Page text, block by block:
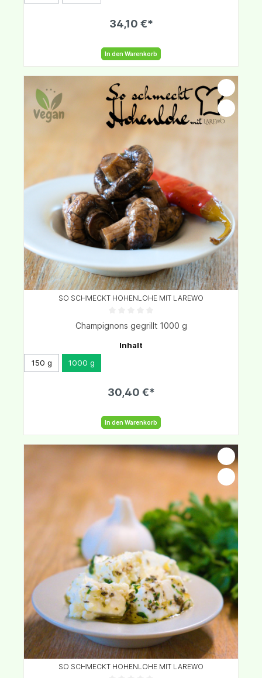
34,10 €*
In den Warenkorb
SO SCHMECKT HOHENLOHE MIT LAREWO
Champignons gegrillt 1000 g
Inhalt
150 g
1000 g
30,40 €*
In den Warenkorb
SO SCHMECKT HOHENLOHE MIT LAREWO